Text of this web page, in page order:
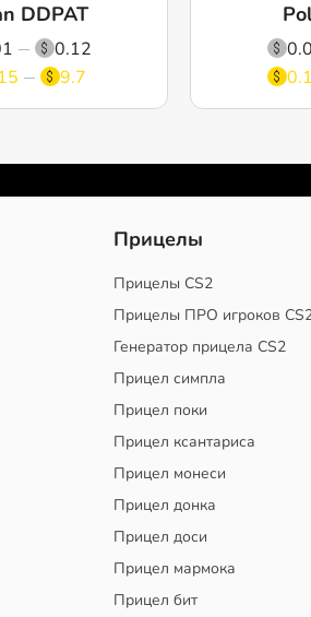
DDPAT
0.12
9.7
Прицелы
Прицелы CS2
Прицелы ПРО игроков
Генератор прицела CS2
Прицел симпла
Прицел поки
Прицел ксантариса
Прицел монеси
Прицел донка
Прицел доси
Прицел мармока
Прицел бит